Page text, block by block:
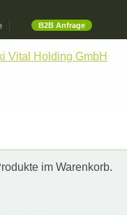
B2B Anfrage
im Warenkorb.